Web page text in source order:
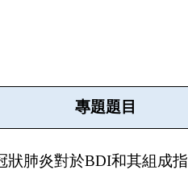
專題題目
狀肺炎對於BDI和其組成